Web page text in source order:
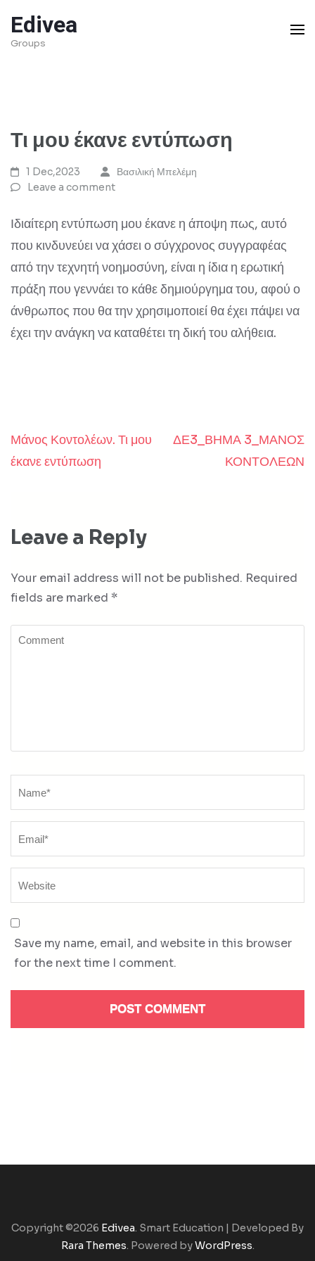
to
content
Edivea
Groups
Τι μου έκανε εντύπωση
1 Dec,2023
Βασιλική Μπελέμη
Leave a comment
Ιδιαίτερη εντύπωση μου έκανε η άποψη πως, αυτό
που κινδυνεύει να χάσει ο σύγχρονος συγγραφέας
από την τεχνητή νοημοσύνη, είναι η ίδια η ερωτική
πράξη που γεννάει το κάθε δημιούργημα του, αφού ο
άνθρωπος που θα την χρησιμοποιεί θα έχει πάψει να
έχει την ανάγκη να καταθέτει τη δική του αλήθεια.
Post
Μάνος Κοντολέων. Τι μου
έκανε εντύπωση
ΔΕ3_ΒΗΜΑ 3_ΜΑΝΟΣ
ΚΟΝΤΟΛΕΩΝ
Leave a Reply
Your email address will not be published. Required
fields are marked *
Comment
Save my name, email, and website in this browser
for the next time I comment.
Copyright ©2026 Edivea. Smart Education | Developed By
Rara Themes. Powered byWordPress.